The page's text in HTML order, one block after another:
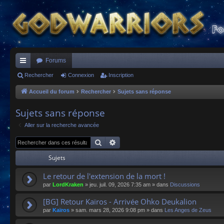
ac
co
s
Forums
Rechercher Connexion Inscription
Accueil du forum Rechercher Sujets sans réponse
Sujets sans réponse
Aller sur la recherche avancée
Rechercher
Sujets
Le retour de l'extension de la mort !
par LordKraken » jeu. juil. 09, 2026 7:35 am » dans Discussions
[BG] Retour Kaïros - Arrivée Ohko Deukalion
par Kaïros » sam. mars 28, 2026 9:08 pm » dans Les Anges de Zeus